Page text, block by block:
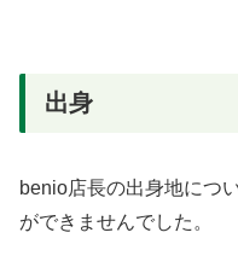
出身
benio店長の出身地につ
ができませんでした。